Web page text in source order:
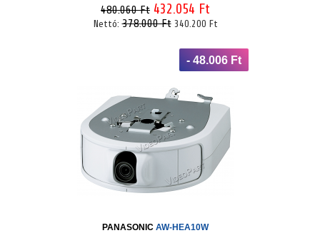
480.060 Ft 432.054 Ft
Nettó:378.000 Ft 340.200 Ft
- 48.006 Ft
PANASONIC AW-HEA10W